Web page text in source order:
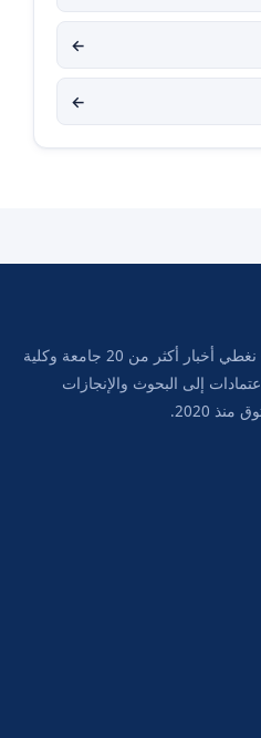
←
←
بوابة الأخبار الأكاديمية العراقية — نغطي أخبار أكثر من 20 جامعة وكلية
إلى البحوث والإنجازات
2020.